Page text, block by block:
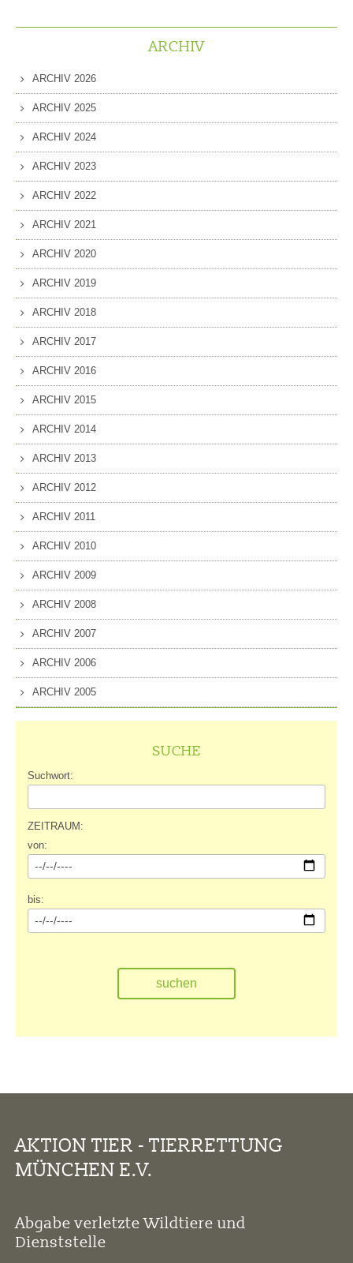
ARCHIV
ARCHIV 2026
ARCHIV 2025
ARCHIV 2024
ARCHIV 2023
ARCHIV 2022
ARCHIV 2021
ARCHIV 2020
ARCHIV 2019
ARCHIV 2018
ARCHIV 2017
ARCHIV 2016
ARCHIV 2015
ARCHIV 2014
ARCHIV 2013
ARCHIV 2012
ARCHIV 2011
ARCHIV 2010
ARCHIV 2009
ARCHIV 2008
ARCHIV 2007
ARCHIV 2006
ARCHIV 2005
SUCHE
Suchwort:
ZEITRAUM:
von:
bis:
AKTION TIER - TIERRETTUNG
MÜNCHEN E.V.
Abgabe verletzte Wildtiere und
Dienststelle